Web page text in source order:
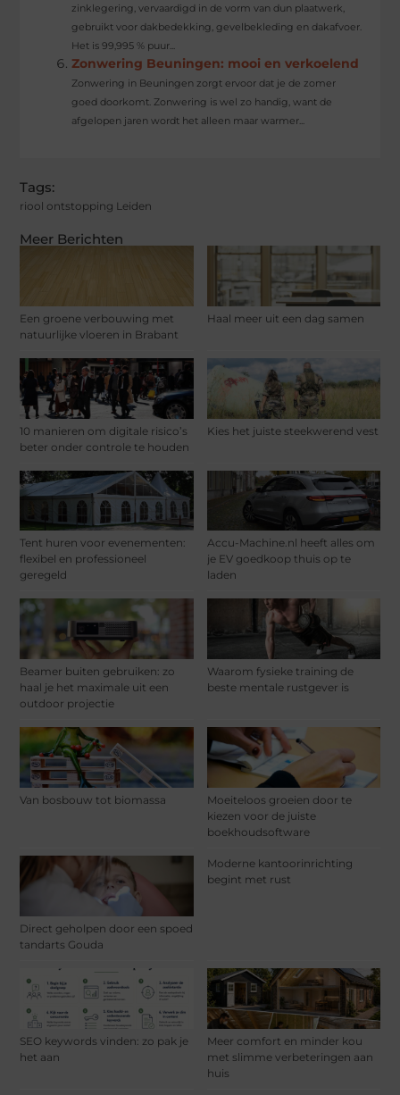
Meer Berichten
Een groene verbouwing met
natuurlijke vloeren in Brabant
Haal meer uit een dag samen
10 manieren om digitale risico’s
beter onder controle te houden
Kies het juiste steekwerend vest
Tent huren voor evenementen:
flexibel en professioneel
geregeld
Accu-Machine.nl heeft alles om
je EV goedkoop thuis op te
laden
Beamer buiten gebruiken: zo
haal je het maximale uit een
outdoor projectie
Waarom fysieke training de
beste mentale rustgever is
Van bosbouw tot biomassa
Moeiteloos groeien door te
kiezen voor de juiste
boekhoudsoftware
Direct geholpen door een spoed
tandarts Gouda
Moderne kantoorinrichting
begint met rust
SEO keywords vinden: zo pak je
het aan
Meer comfort en minder kou
met slimme verbeteringen aan
huis
zinklegering, vervaardigd in de vorm van dun plaatwerk,
gebruikt voor dakbedekking, gevelbekleding en dakafvoer.
Het is 99,995 % puur...
Zonwering Beuningen: mooi en verkoelend
Zonwering in Beuningen zorgt ervoor dat je de zomer
goed doorkomt. Zonwering is wel zo handig, want de
afgelopen jaren wordt het alleen maar warmer...
Tags:
riool ontstopping Leiden